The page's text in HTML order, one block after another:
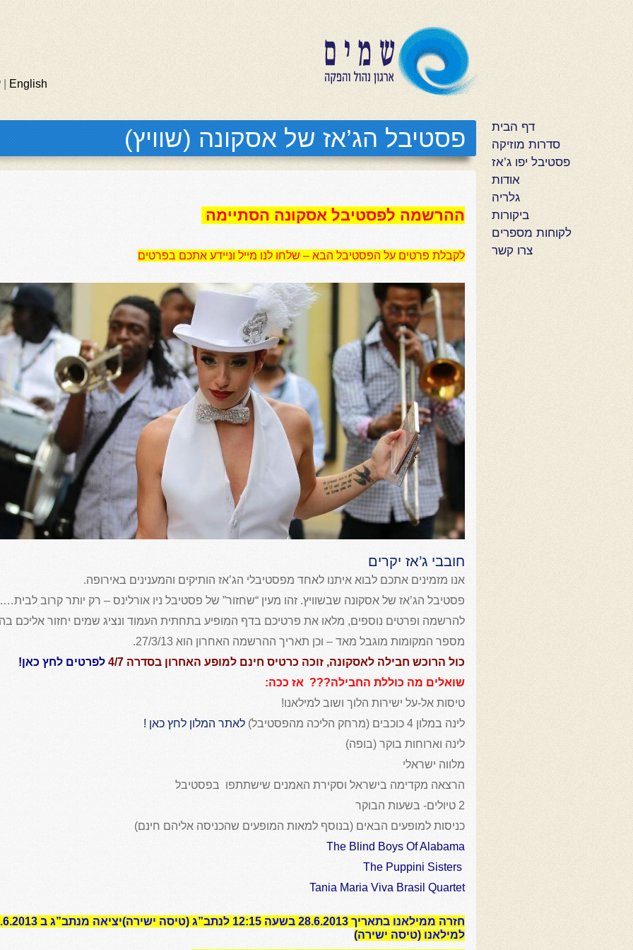
English
|
דף הבית
סדרות מוזיקה
פסטיבל יפו ג’אז
אודות
גלריה
ביקורות
לקוחות מספרים
צרו קשר
פסטיבל הג’אז של אסקונה (שוויץ)
ההרשמה לפסטיבל אסקונה הסתיימה
לקבלת פרטים על הפסטיבל הבא – שלחו לנו מייל וניידע אתכם בפרטים
חובבי ג’אז יקרים
אנו מזמינים אתכם לבוא איתנו לאחד מפסטיבלי הג’אז הותיקים והמענינים באירופה.
פסטיבל הג’אז של אסקונה שבשוויץ. זהו מעין “שחזור” של פסטיבל ניו אורלינס – רק יותר קרוב
להרשמה ופרטים נוספים, מלאו את פרטיכם בדף המופיע בתחתית העמוד ונציג שמים יחזור אליכם
מספר המקומות מוגבל מאד – וכן תאריך ההרשמה האחרון הוא 27/3/13.
כול הרוכש חבילה לאסקונה, זוכה כרטיס חינם למופע האחרון בסדרה 4/7
לפרטים לחץ כאן!
שואלים מה כוללת החבילה??? אז ככה:
טיסות אל-על ישירות הלוך ושוב למילאנו!
לינה במלון 4 כוכבים (מרחק הליכה מהפסטיבל)
לאתר המלון לחץ כאן !
לינה וארוחות בוקר (בופה)
מלווה ישראלי
הרצאה מקדימה בישראל וסקירת האמנים שישתתפו בפסטיבל
2 טיולים- בשעות הבוקר
כניסות למופעים הבאים (בנוסף למאות המופעים שהכניסה אליהם חינם)
The Blind Boys Of Alabama
Tania Maria Viva Brasil Quartet
חזרה ממילאנו בתאריך 28.6.2013 בשעה 12:15 לנתב”ג (טיסה ישירה)
למילאנו (טיסה ישירה)